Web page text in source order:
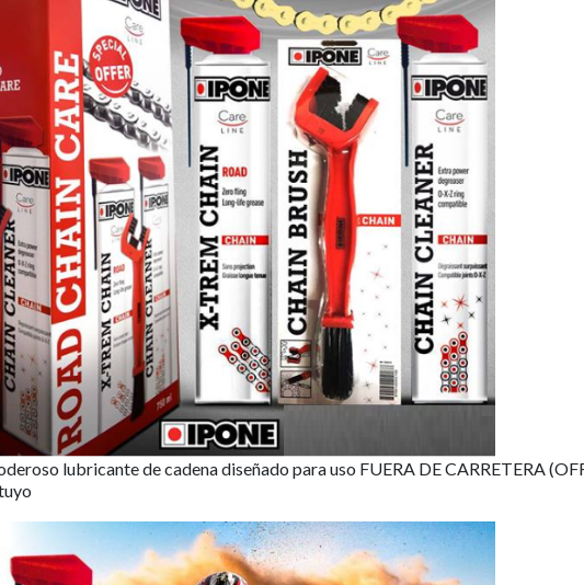
lubricante de cadena diseñado para uso FUERA DE CARRETERA